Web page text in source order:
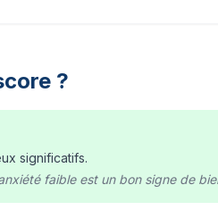
?
significatifs.
faible est un bon signe de